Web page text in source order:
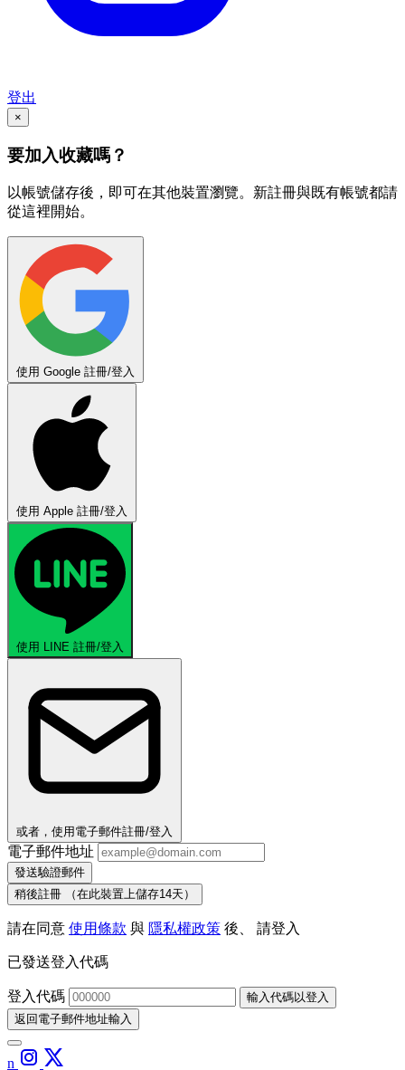
登出
×
要加入收藏嗎？
以帳號儲存後，即可在其他裝置瀏覽。新註冊與既有帳號都請
從這裡開始。
使用 Google 註冊/登入
使用 Apple 註冊/登入
使用 LINE 註冊/登入
或者，使用電子郵件註冊/登入
電子郵件地址
發送驗證郵件
稍後註冊
（在此裝置上儲存14天）
請在同意 使用條款 與 隱私權政策 後、 請登入
已發送登入代碼
登入代碼
輸入代碼以登入
返回電子郵件地址輸入
n